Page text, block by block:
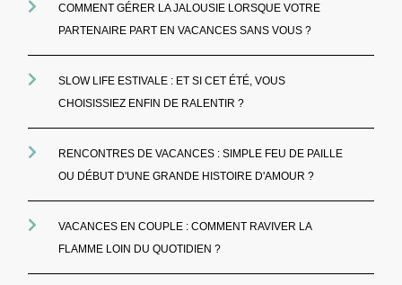
COMMENT GÉRER LA JALOUSIE LORSQUE VOTRE
PARTENAIRE PART EN VACANCES SANS VOUS ?
SLOW LIFE ESTIVALE : ET SI CET ÉTÉ, VOUS
CHOISISSIEZ ENFIN DE RALENTIR ?
RENCONTRES DE VACANCES : SIMPLE FEU DE PAILLE
OU DÉBUT D'UNE GRANDE HISTOIRE D'AMOUR ?
VACANCES EN COUPLE : COMMENT RAVIVER LA
FLAMME LOIN DU QUOTIDIEN ?